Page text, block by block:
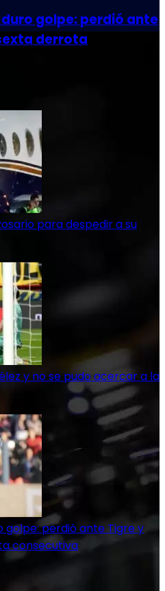
golpe: perdió ante
derrota
para despedir a su
y no se pudo acercar a la
golpe: perdió ante Tigre y
consecutiva